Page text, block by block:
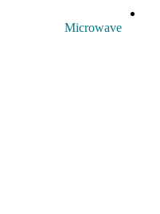
Microwave